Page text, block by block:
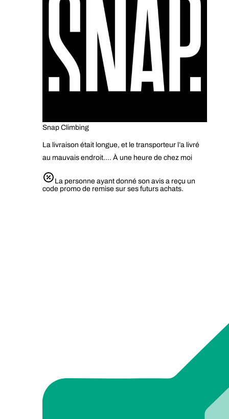
Snap Climbing
La livraison était longue, et le transporteur l’a livré
au mauvais endroit…. À une heure de chez moi
La personne ayant donné son avis a reçu un
code promo de remise sur ses futurs achats.